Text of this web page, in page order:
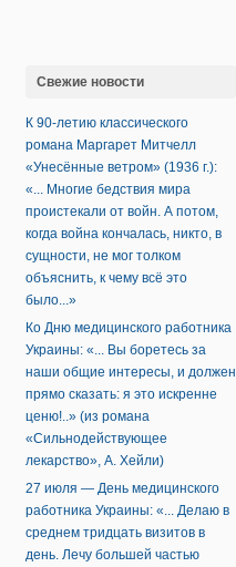
Свежие новости
К 90-летию классического
романа Маргарет Митчелл
«Унесённые ветром» (1936 г.):
«... Многие бедствия мира
проистекали от войн. А потом,
когда война кончалась, никто, в
сущности, не мог толком
объяснить, к чему всё это
было...»
Ко Дню медицинского работника
Украины: «... Вы боретесь за
наши общие интересы, и должен
прямо сказать: я это искренне
ценю!..» (из романа
«Сильнодействующее
лекарство», А. Хейли)
27 июля — День медицинского
работника Украины: «... Делаю в
среднем тридцать визитов в
день. Лечу большей частью